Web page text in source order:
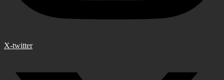
X-twitter